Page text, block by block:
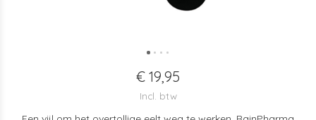
€ 19,95
Incl. btw